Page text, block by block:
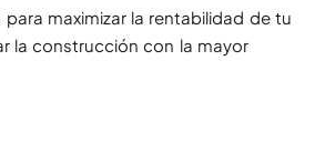
maximizar la rentabilidad de tu
la construcción con la mayor